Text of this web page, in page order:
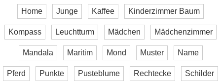
Home Junge Kaffee Kinderzimmer Baum
Kompass Leuchtturm Mädchen Mädchenzimmer
Mandala Maritim Mond Muster Name
Pferd Punkte Pusteblume Rechtecke Schilder